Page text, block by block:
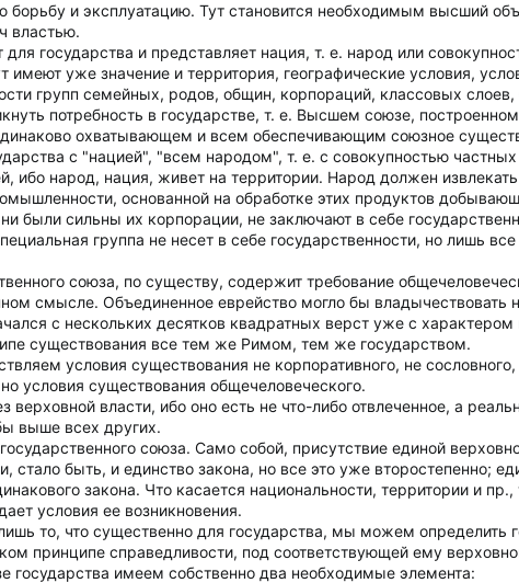
и эксплуатацию. Тут становится необходимым высший
властью.
государства и представляет нация, т. е. народ или
имеют уже значение и территория, географические условия,
групп семейных, родов, общин, корпораций, классовых
потребность в государстве, т. е. Высшем союзе,
охватывающем и всем обеспечивающим союзное
с "нацией", "всем народом", т. е. с совокупностью частных
ибо народ, нация, живет на территории. Народ должен
основанной на обработке этих продуктов
были сильны их корпорации, не заключают в себе
группа не несет в себе государственности, но лишь
союза, по существу, содержит требование
смысле. Объединенное еврейство могло бы
с нескольких десятков квадратных верст уже с
существования все тем же Римом, тем же государством.
условия существования не корпоративного, не
условия существования общечеловеческого.
верховной власти, ибо оно есть не что-либо отвлеченное, а
выше всех других.
союза. Само собой, присутствие единой
стало быть, и единство закона, но все это уже второстепенно;
закона. Что касается национальности, территории и
условия ее возникновения.
то, что существенно для государства, мы можем определить
принципе справедливости, под соответствующей ему
государства имеем собственно два необходимые элемента: